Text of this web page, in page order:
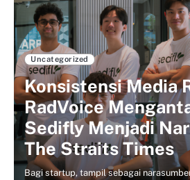
Uncategorized
Konsistensi Media
RadVoice
Sedifly Menjadi
The Straits Times
Bagi startup, tampil sebagai